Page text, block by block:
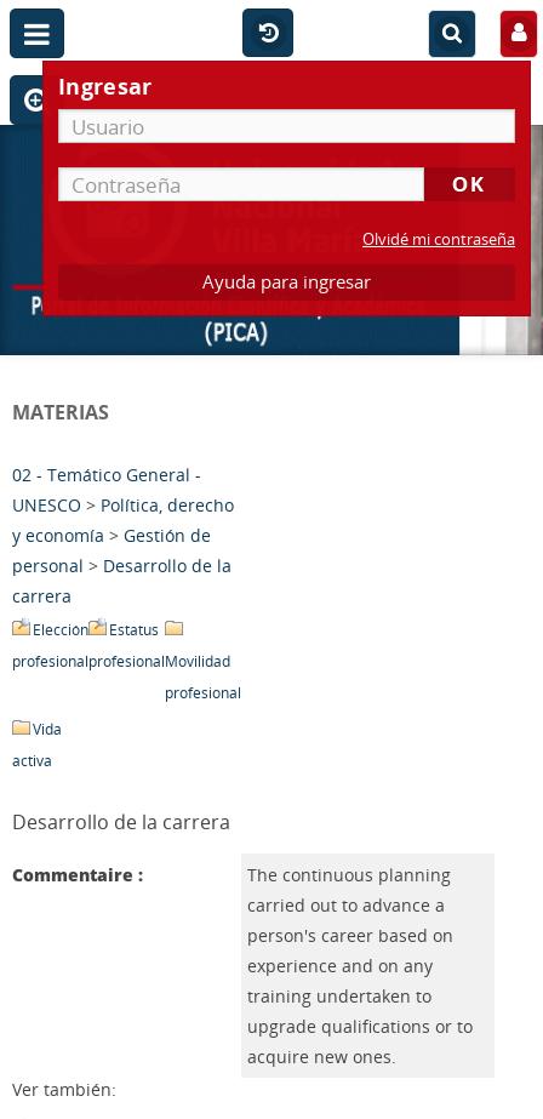
Ingresar
Olvidé mi contraseña
Ayuda para ingresar
MATERIAS
02 - Temático General -
UNESCO > Política, derecho
y economía > Gestión de
personal > Desarrollo de la
carrera
Elección
profesional
Estatus
profesionalMovilidad
profesional
Vida
activa
Desarrollo de la carrera
Commentaire :
The continuous planning
carried out to advance a
person's career based on
experience and on any
training undertaken to
upgrade qualifications or to
acquire new ones.
Ver también: